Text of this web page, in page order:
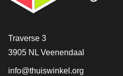
[_General:Contact]
Traverse 3
3905 NL Veenendaal
info@thuiswinkel.org